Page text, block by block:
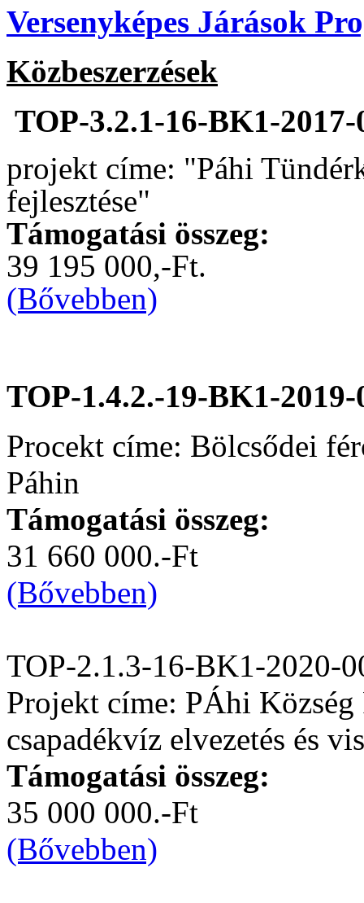
Versenyképes Járások
Közbeszerzések
TOP-3.2.1-16-BK1-2017-
projekt címe: "Páhi
fejlesztése"
Támogatási összeg:
39 195 000,-Ft.
(Bővebben)
TOP-1.4.2.-19-BK1-2019-
Procekt címe: Bölcsődei
Páhin
Támogatási összeg:
31 660 000.-Ft
(Bővebben)
TOP-2.1.3-16-BK1-2020-
Projekt címe: PÁhi
csapadékvíz elvezetés és
Támogatási összeg:
35 000 000.-Ft
(Bővebben)